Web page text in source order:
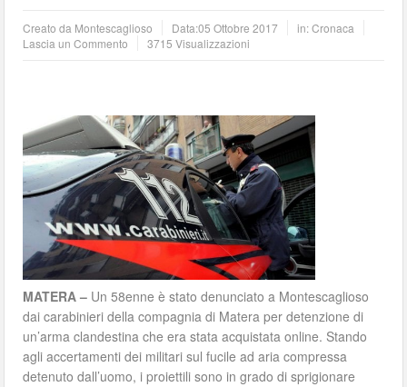
Creato da Montescaglioso Data:05 Ottobre 2017 in:Cronaca
Lascia un Commento
3715 Visualizzazioni
MATERA – Un 58enne è stato denunciato a Montescaglioso
dai carabinieri della compagnia di Matera per detenzione di
un’arma clandestina che era stata acquistata online. Stando
agli accertamenti dei militari sul fucile ad aria compressa
detenuto dall’uomo, i proiettili sono in grado di sprigionare